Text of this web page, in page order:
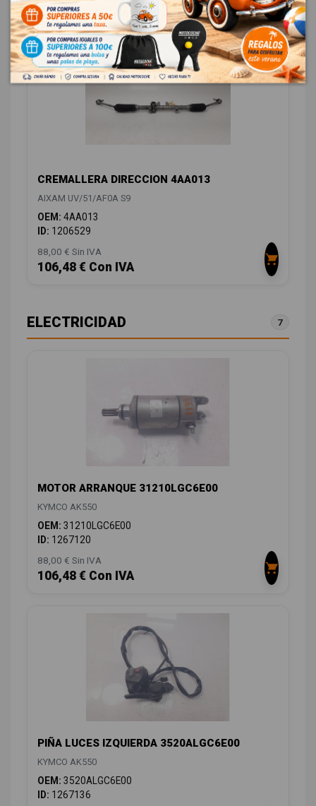
DIRECCIÓN / TRANSMISIÓN 1
CREMALLERA DIRECCION 4AA013
AIXAM UV/51/AF0A S9
OEM: 4AA013
ID: 1206529
88,00 € Sin IVA
106,48 € Con IVA
ELECTRICIDAD 7
MOTOR ARRANQUE 31210LGC6E00
KYMCO AK550
OEM: 31210LGC6E00
ID: 1267120
88,00 € Sin IVA
106,48 € Con IVA
PIÑA LUCES IZQUIERDA 3520ALGC6E00
KYMCO AK550
OEM: 3520ALGC6E00
ID: 1267136